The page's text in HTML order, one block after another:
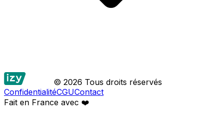
© 2026 Tous droits réservés
ConfidentialitéCGUContact
Fait en France avec ❤️